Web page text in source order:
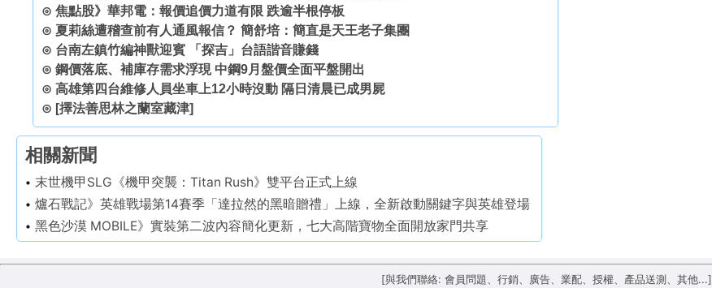
⊙ 焦點股》華邦電：報價追價力道有限 跌逾半根停板
⊙ 夏莉絲遭稽查前有人通風報信？ 簡舒培：簡直是天王老子集團
⊙ 台南左鎮竹編神獸迎賓 「探吉」台語諧音賺錢
⊙ 鋼價落底、補庫存需求浮現 中鋼9月盤價全面平盤開出
⊙ 高雄第四台維修人員坐車上12小時沒動 隔日清晨已成男屍
⊙ [擇法善思林之蘭室藏津]
相關新聞
末世機甲SLG《機甲突襲：Titan Rush》雙平台正式上線
爐石戰記》英雄戰場第14賽季「達拉然的黑暗贈禮」上線，全新啟動關鍵字與英雄登場
黑色沙漠 MOBILE》實裝第二波內容簡化更新，七大高階寶物全面開放家門共享
[與我們聯絡: 會員問題、行銷、廣告、業配、授權、產品送測、其他...]